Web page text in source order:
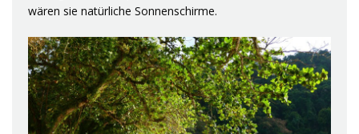
wären sie natürliche Sonnenschirme.